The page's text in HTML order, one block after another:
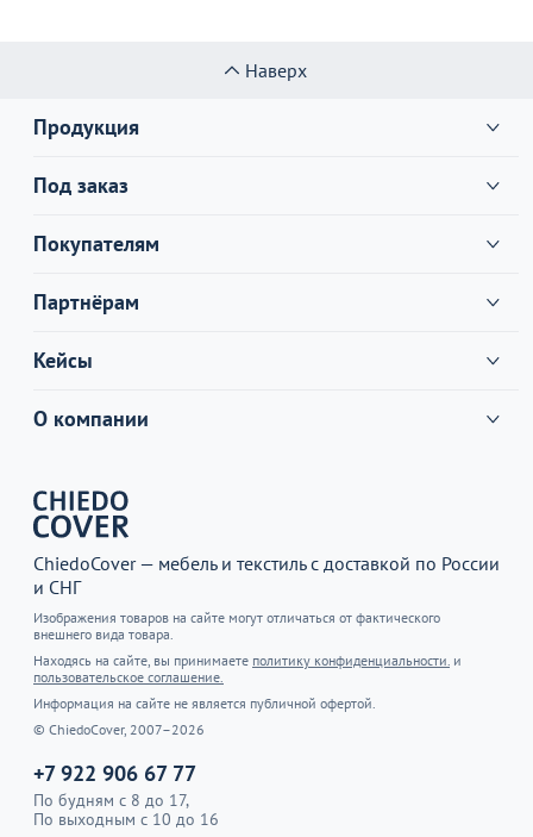
Наверх
Продукция
Под заказ
Покупателям
Партнёрам
Кейсы
О компании
ChiedoCover — мебель и текстиль с доставкой по России
и СНГ
Изображения товаров на сайте могут отличаться от фактического
внешнего вида товара.
Находясь на сайте, вы принимаете политику конфиденциальности. и
пользовательское соглашение.
Информация на сайте не является публичной офертой.
© ChiedoCover, 2007–2026
+7 922 906 67 77
По будням с 8 до 17,
По выходным с 10 до 16